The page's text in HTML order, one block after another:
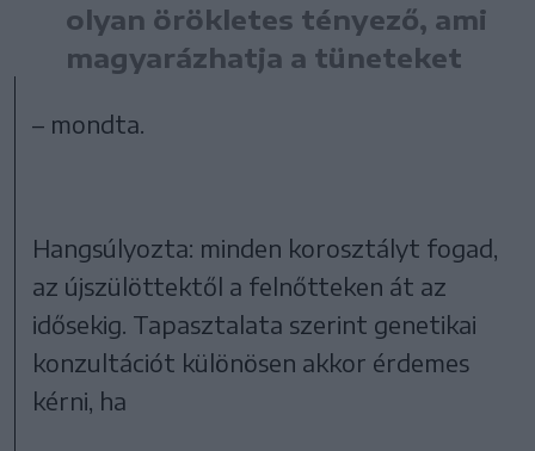
olyan örökletes tényező, ami
magyarázhatja a tüneteket
– mondta.
Hangsúlyozta: minden korosztályt fogad,
az újszülöttektől a felnőtteken át az
idősekig. Tapasztalata szerint genetikai
konzultációt különösen akkor érdemes
kérni, ha